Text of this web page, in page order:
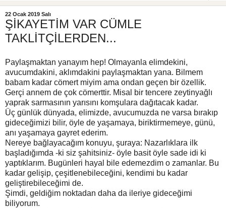
22 Ocak 2019 Salı
ŞİKAYETİM VAR CÜMLE
TAKLİTÇİLERDEN...
Paylaşmaktan yanayım hep! Olmayanla elimdekini,
avucumdakini, aklımdakini paylaşmaktan yana. Bilmem
babam kadar cömert miyim ama ondan geçen bir özellik.
Gerçi annem de çok cömerttir. Misal bir tencere zeytinyağlı
yaprak sarmasının yarısını komşulara dağıtacak kadar.
Üç günlük dünyada, elimizde, avucumuzda ne varsa bırakıp
gideceğimizi bilir, öyle de yaşamaya, biriktirmemeye, günü,
anı yaşamaya gayret ederim.
Nereye bağlayacağım konuyu, şuraya: Nazarlıklara ilk
başladığımda -ki siz şahitsiniz- öyle basit öyle sade idi ki
yaptıklarım. Bugünleri hayal bile edemezdim o zamanlar. Bu
kadar gelişip, çeşitlenebileceğini, kendimi bu kadar
geliştirebileceğimi de.
Şimdi, geldiğim noktadan daha da ileriye gideceğimi
biliyorum.